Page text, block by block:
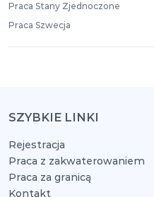
Praca Stany Zjednoczone
Praca Szwecja
SZYBKIE LINKI
Rejestracja
Praca z zakwaterowaniem
Praca za granicą
Kontakt